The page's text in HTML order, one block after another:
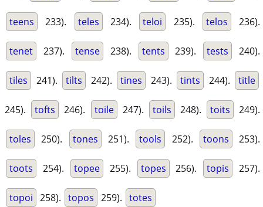
teens 233). teles 234). teloi 235). telos 236).
tenet 237). tense 238). tents 239). tests 240).
tiles 241). tilts 242). tines 243). tints 244). title
245). tofts 246). toile 247). toils 248). toits 249).
toles 250). tones 251). tools 252). toons 253).
toots 254). topee 255). topes 256). topis 257).
topoi 258). topos 259). totes